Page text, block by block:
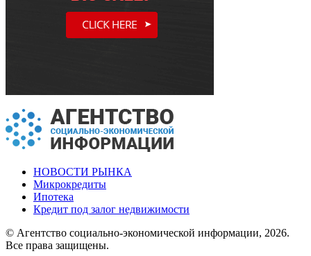
НОВОСТИ РЫНКА
Микрокредиты
Ипотека
Кредит под залог недвижимости
© Агентство социально-экономической информации, 2026.
Все права защищены.